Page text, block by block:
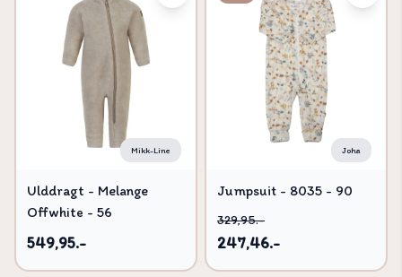
Mikk-Line
Ulddragt - Melange
Offwhite - 56
549,95.-
Joha
Jumpsuit - 8035 - 90
329,95.-
247,46.-